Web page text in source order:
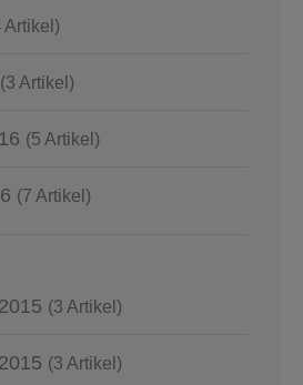
Artikel)
(3 Artikel)
(5 Artikel)
(7 Artikel)
(3 Artikel)
(3 Artikel)